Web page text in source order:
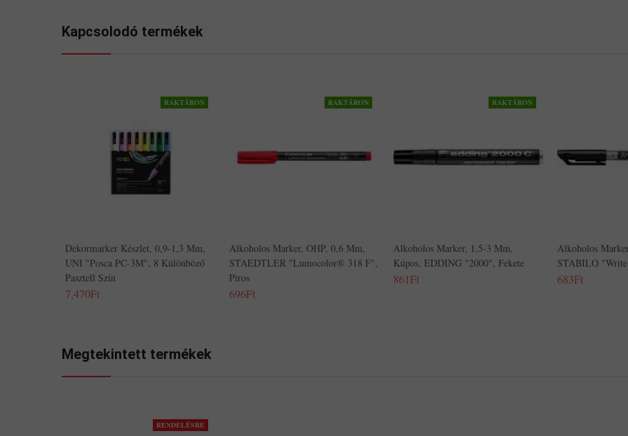
Kapcsolodó termékek
RAKTÁRON
Dekormarker Készlet, 0,9-1,3 Mm,
UNI "Posca PC-3M", 8 Különböző
Pasztell Szín
7,470Ft
RAKTÁRON
Alkoholos Marker, OHP, 0,6 Mm,
STAEDTLER "Lumocolor® 318 F",
Piros
696Ft
RAKTÁRON
Alkoholos Marker, 1,5-3 Mm,
Kúpos, EDDING "2000", Fekete
861Ft
Alkoholos
STABILO
683Ft
Megtekintett termékek
RENDELÉSRE